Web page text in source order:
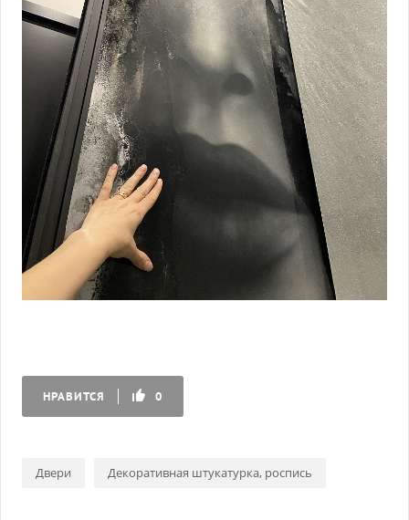
НРАВИТСЯ 0
Двери Декоративная штукатурка, роспись